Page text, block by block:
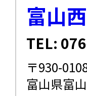
富山
TEL:
〒930-
富山県富